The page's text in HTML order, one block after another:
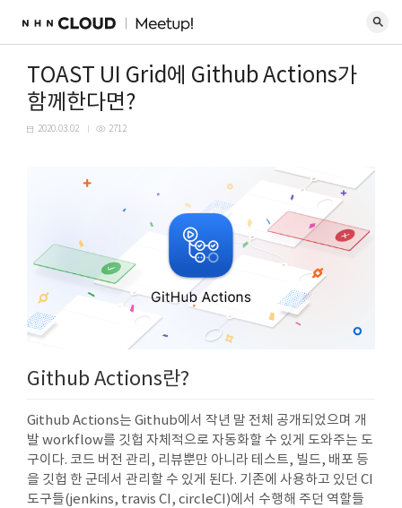
TOAST UI Grid에 Github Actions가
함께한다면?
2020.03.02 2712
Github Actions란?
Github Actions는 Github에서 작년 말 전체 공개되었으며 개
발 workflow를 깃헙 자체적으로 자동화할 수 있게 도와주는 도
구이다. 코드 버전 관리, 리뷰뿐만 아니라 테스트, 빌드, 배포 등
을 깃헙 한 군데서 관리할 수 있게 된다. 기존에 사용하고 있던 CI
도구들(jenkins, travis CI, circleCI)에서 수행해 주던 역할들